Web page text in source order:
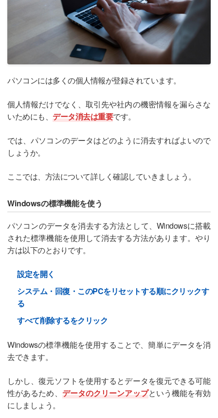
パソコンには多くの個人情報が登録されています。
個人情報だけでなく、取引先や社内の機密情報を漏らさな
いためにも、データ消去は重要です。
では、パソコンのデータはどのように消去すればよいので
しょうか。
ここでは、方法について詳しく確認していきましょう。
Windowsの標準機能を使う
パソコンのデータを消去する方法として、Windowsに搭載
された標準機能を使用して消去する方法があります。やり
方は以下のとおりです。
設定を開く
システム・回復・このPCをリセットする順にクリックす
る
すべて削除するをクリック
Windowsの標準機能を使用することで、簡単にデータを消
去できます。
しかし、復元ソフトを使用するとデータを復元できる可能
性があるため、 データのクリーンアップという機能を有効
にしましょう。